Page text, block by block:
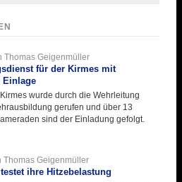
Thomas Geigenmüller
für der Kirmes mit
Einlage
wurde durch die Wehrleitung
gerufen und über 13
sind der Einladung gefolgt.
Thomas Geigenmüller
ihre Hitzebelastung